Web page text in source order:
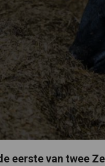
eerste van twee